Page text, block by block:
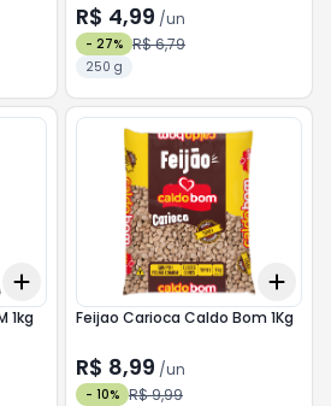
R$ 4,99 /un
- 27% R$ 6,79
250 g
+10
Add
1kg
Add
Feijao Carioca Caldo Bom 1Kg
R$ 8,99 /un
- 10% R$ 9,99